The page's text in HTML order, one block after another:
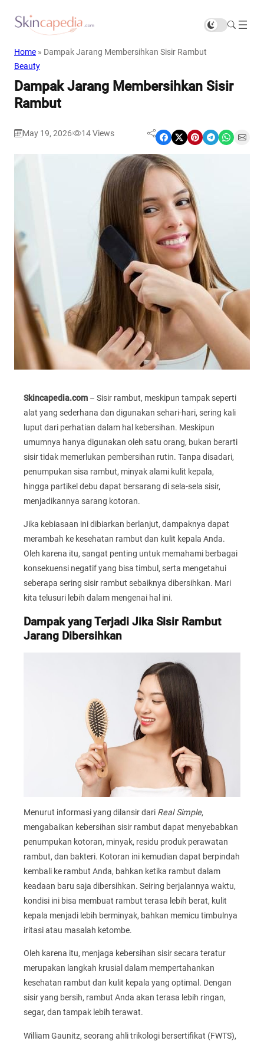
Home » Dampak Jarang Membersihkan Sisir Rambut
Beauty
Dampak Jarang Membersihkan Sisir
Rambut
May 19, 2026 14Views Share on Facebook Share on X Share on Pinterest Share on Telegram Share on WhatsApp Share on Email
Skincapedia.com – Sisir rambut, meskipun tampak seperti
alat yang sederhana dan digunakan sehari-hari, sering kali
luput dari perhatian dalam hal kebersihan. Meskipun
umumnya hanya digunakan oleh satu orang, bukan berarti
sisir tidak memerlukan pembersihan rutin. Tanpa disadari,
penumpukan sisa rambut, minyak alami kulit kepala,
hingga partikel debu dapat bersarang di sela-sela sisir,
menjadikannya sarang kotoran.
Jika kebiasaan ini dibiarkan berlanjut, dampaknya dapat
merambah ke kesehatan rambut dan kulit kepala Anda.
Oleh karena itu, sangat penting untuk memahami berbagai
konsekuensi negatif yang bisa timbul, serta mengetahui
seberapa sering sisir rambut sebaiknya dibersihkan. Mari
kita telusuri lebih dalam mengenai hal ini.
Dampak yang Terjadi Jika Sisir Rambut
Jarang Dibersihkan
Menurut informasi yang dilansir dari Real Simple,
mengabaikan kebersihan sisir rambut dapat menyebabkan
penumpukan kotoran, minyak, residu produk perawatan
rambut, dan bakteri. Kotoran ini kemudian dapat berpindah
kembali ke rambut Anda, bahkan ketika rambut dalam
keadaan baru saja dibersihkan. Seiring berjalannya waktu,
kondisi ini bisa membuat rambut terasa lebih berat, kulit
kepala menjadi lebih berminyak, bahkan memicu timbulnya
iritasi atau masalah ketombe.
Oleh karena itu, menjaga kebersihan sisir secara teratur
merupakan langkah krusial dalam mempertahankan
kesehatan rambut dan kulit kepala yang optimal. Dengan
sisir yang bersih, rambut Anda akan terasa lebih ringan,
segar, dan tampak lebih terawat.
William Gaunitz, seorang ahli trikologi bersertifikat (FWTS),